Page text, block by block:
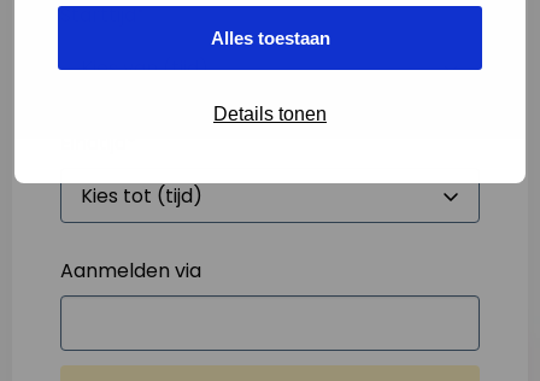
Alles toestaan
Details tonen
Starttijd*
Aanmelden via